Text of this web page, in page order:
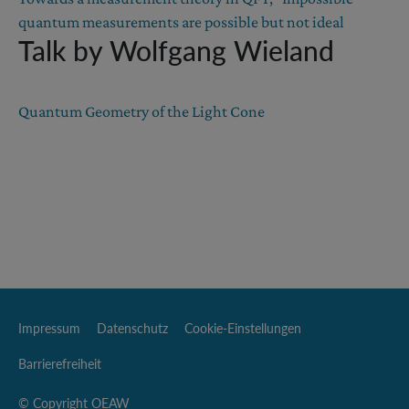
quantum measurements are possible but not ideal
Talk by Wolfgang Wieland
Quantum Geometry of the Light Cone
Impressum Datenschutz Cookie-Einstellungen
Barrierefreiheit
© Copyright OEAW